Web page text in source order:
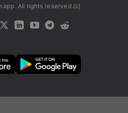
All rights reserved.(c)